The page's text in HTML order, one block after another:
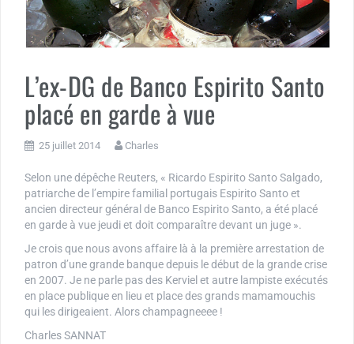
L’ex-DG de Banco Espirito Santo
placé en garde à vue
25 juillet 2014 Charles
Selon une dépêche Reuters, « Ricardo Espirito Santo Salgado,
patriarche de l’empire familial portugais Espirito Santo et
ancien directeur général de Banco Espirito Santo, a été placé
en garde à vue jeudi et doit comparaître devant un juge ».
Je crois que nous avons affaire là à la première arrestation de
patron d’une grande banque depuis le début de la grande crise
en 2007. Je ne parle pas des Kerviel et autre lampiste exécutés
en place publique en lieu et place des grands mamamouchis
qui les dirigeaient. Alors champagneeee !
Charles SANNAT